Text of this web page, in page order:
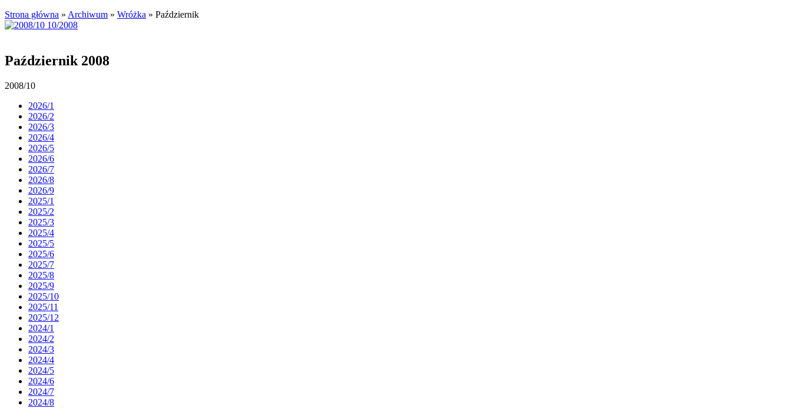
Strona główna » Archiwum » Wróżka » Październik
Październik 2008
2008/10
2026/1
2026/2
2026/3
2026/4
2026/5
2026/6
2026/7
2026/8
2026/9
2025/1
2025/2
2025/3
2025/4
2025/5
2025/6
2025/7
2025/8
2025/9
2025/10
2025/11
2025/12
2024/1
2024/2
2024/3
2024/4
2024/5
2024/6
2024/7
2024/8